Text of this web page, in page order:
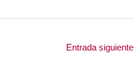
Entrada siguiente